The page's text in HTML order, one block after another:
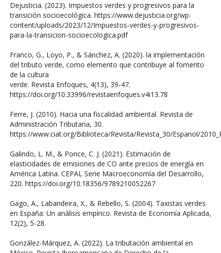
Dejusticia. (2023). Impuestos verdes y progresivos para la
transición socioecológica. https://www.dejusticia.org/wp-
content/uploads/2023/12/Impuestos-verdes-y-progresivos-
para-la-transicion-socioecologica.pdf
Franco, G., Loyo, P., & Sánchez, A. (2020). la implementación
del tributo verde, como elemento que contribuye al fomento
de la cultura
verde. Revista Enfoques, 4(13), 39-47.
https://doi.org/10.33996/revistaenfoques.v4i13.78
Ferre, J. (2010). Hacia una fiscalidad ambiental. Revista de
Administración Tributaria, 30.
https://www.ciat.org/Biblioteca/Revista/Revista_30/Espanol/
Galindo, L. M., & Ponce, C. J. (2021). Estimación de
elasticidades de emisiones de CO ante precios de energía en
América Latina. CEPAL Serie Macroeconomía del Desarrollo,
220. https://doi.org/10.18356/9789210052267​
Gago, A., Labandeira, X., & Rebello, S. (2004). Taxistas verdes
en España: Un análisis empírico. Revista de Economía Aplicada,
12(2), 5-28.
González-Márquez, A. (2022). La tributación ambiental en